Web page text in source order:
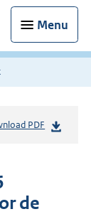
Menu
PDF
de